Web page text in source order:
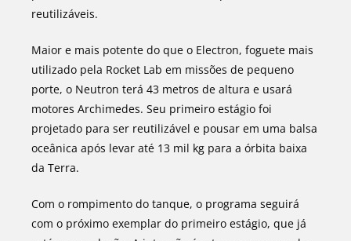
reutilizáveis.
Maior e mais potente do que o Electron, foguete mais
utilizado pela Rocket Lab em missões de pequeno
porte, o Neutron terá 43 metros de altura e usará
motores Archimedes. Seu primeiro estágio foi
projetado para ser reutilizável e pousar em uma balsa
oceânica após levar até 13 mil kg para a órbita baixa
da Terra.
Com o rompimento do tanque, o programa seguirá
com o próximo exemplar do primeiro estágio, que já